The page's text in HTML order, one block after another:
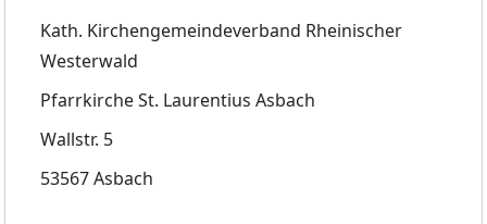
Kath. Kirchengemeindeverband Rheinischer
Westerwald
Pfarrkirche St. Laurentius Asbach
Wallstr. 5
53567 Asbach